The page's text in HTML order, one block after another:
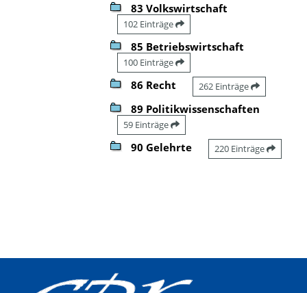
83 Volkswirtschaft
102 Einträge
85 Betriebswirtschaft
100 Einträge
86 Recht 262 Einträge
89 Politikwissenschaften
59 Einträge
90 Gelehrte 220 Einträge